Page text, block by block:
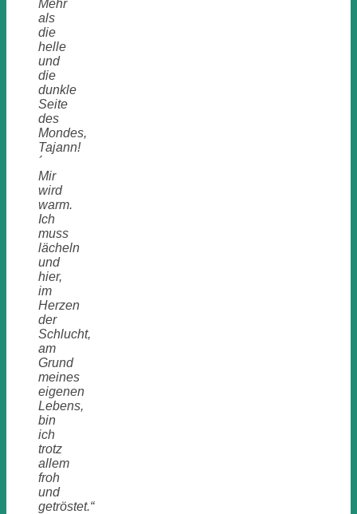
Mehr
als
die
helle
und
die
dunkle
Seite
des
Mondes,
Tajann!
´
Mir
wird
warm.
Ich
muss
lächeln
und
hier,
im
Herzen
der
Schlucht,
am
Grund
meines
eigenen
Lebens,
bin
ich
trotz
allem
froh
und
getröstet.“